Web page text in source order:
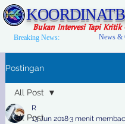
Bukan Intervesi Tapi Kritik
Breaking News: News &
Postingan
All Post
All Post
R
13 Jun 20183 menit